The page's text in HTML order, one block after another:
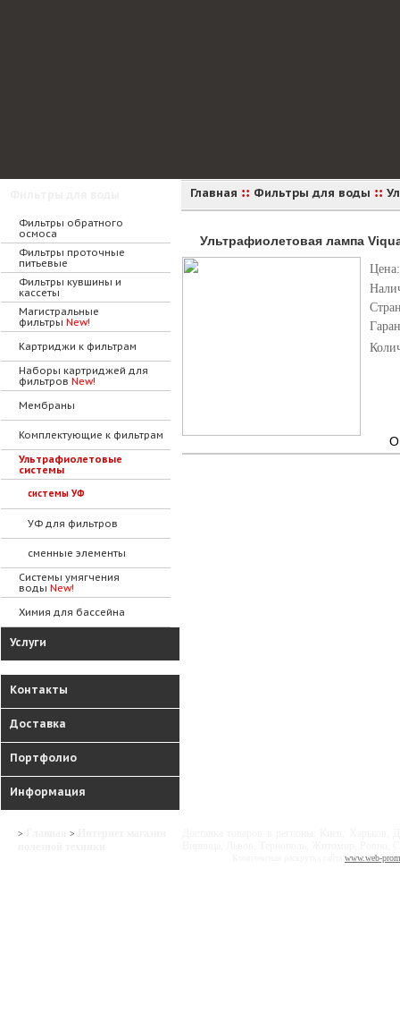
Фильтры обратного
осмоса
Фильтры проточные
питьевые
Фильтры кувшины и
кассеты
Магистральные
фильтры New!
Картриджи к фильтрам
Наборы картриджей для
фильтров New!
Мембраны
Комплектующие к фильтрам
Ультрафиолетовые
системы
системы УФ
УФ для фильтров
сменные элементы
Системы умягчения
воды New!
Химия для бассейна
Услуги
Контакты
Доставка
Портфолио
Информация
Главная :: Фильтры для воды ::
Ультрафиолетовая лампа
Цена:
> >
www.web-